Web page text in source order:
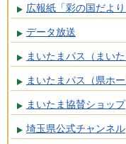
広報紙「彩の国だより
データ放送
まいたまパス（まい
まいたまパス（県ホー
まいたま協賛ショップ
埼玉県公式チャンネル